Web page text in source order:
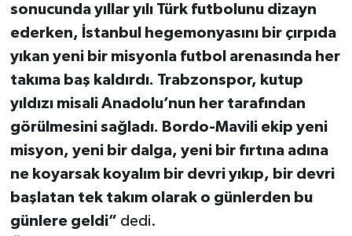
sonucunda yıllar yılı Türk futbolunu dizayn
ederken, İstanbul hegemonyasını bir çırpıda
yıkan yeni bir misyonla futbol arenasında her
takıma baş kaldırdı. Trabzonspor, kutup
yıldızı misali Anadolu’nun her tarafından
görülmesini sağladı. Bordo-Mavili ekip yeni
misyon, yeni bir dalga, yeni bir fırtına adına
ne koyarsak koyalım bir devri yıkıp, bir devri
başlatan tek takım olarak o günlerden bu
günlere geldi” dedi.